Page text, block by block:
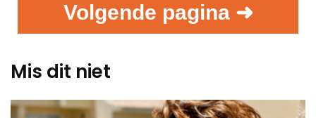
Volgende pagina ➜
Mis dit niet